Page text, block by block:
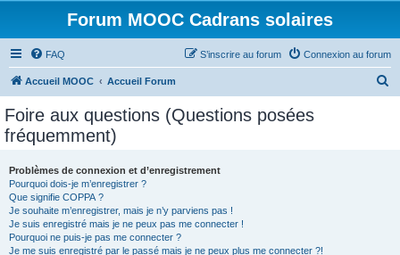
Forum MOOC Cadrans solaires
FAQ Connexion au forum
S’inscrire au forum
Accueil MOOC Accueil Forum
Foire aux questions (Questions posées
fréquemment)
Problèmes de connexion et d’enregistrement
Pourquoi dois-je m’enregistrer ?
Que signifie COPPA ?
Je souhaite m’enregistrer, mais je n’y parviens pas !
Je suis enregistré mais je ne peux pas me connecter !
Pourquoi ne puis-je pas me connecter ?
Je me suis enregistré par le passé mais je ne peux plus me connecter ?!